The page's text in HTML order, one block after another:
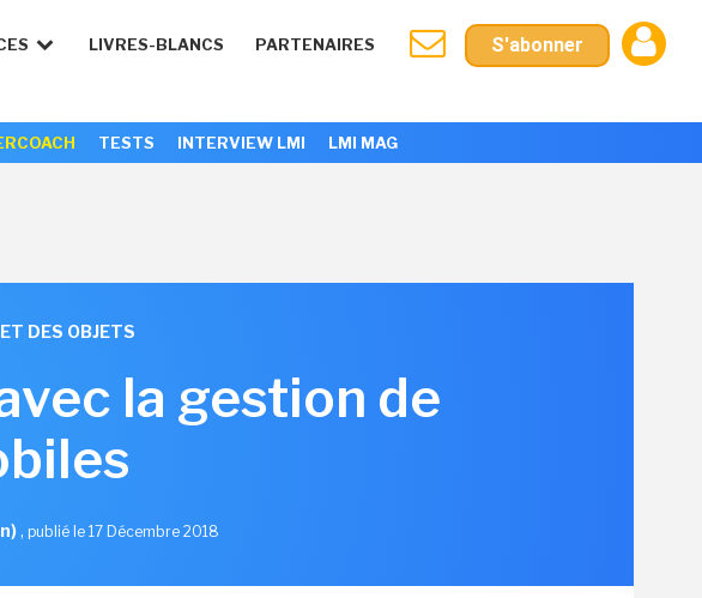
LIVRES-BLANCS PARTENAIRES S'abonner
TESTS INTERVIEW LMI LMI MAG
DES OBJETS
la gestion de
, publié le 17 Décembre 2018